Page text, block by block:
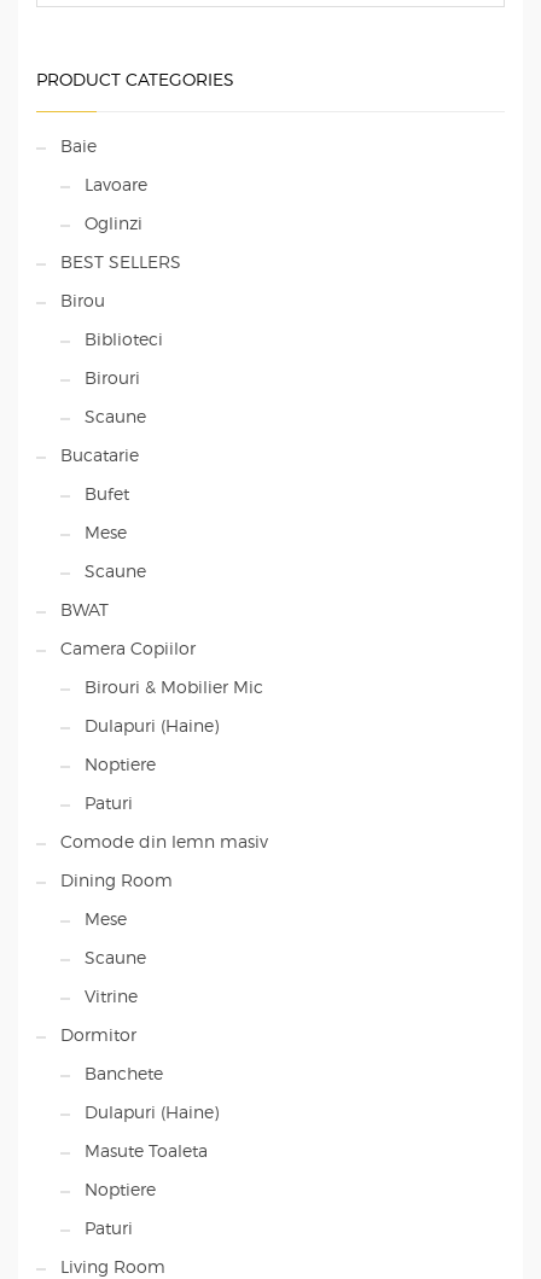
PRODUCT CATEGORIES
Baie
Lavoare
Oglinzi
BEST SELLERS
Birou
Biblioteci
Birouri
Scaune
Bucatarie
Bufet
Mese
Scaune
BWAT
Camera Copiilor
Birouri & Mobilier Mic
Dulapuri (Haine)
Noptiere
Paturi
Comode din lemn masiv
Dining Room
Mese
Scaune
Vitrine
Dormitor
Banchete
Dulapuri (Haine)
Masute Toaleta
Noptiere
Paturi
Living Room